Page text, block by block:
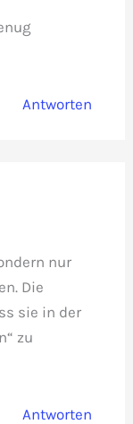
Antworten
nur
Die
sie in der
zu
Antworten